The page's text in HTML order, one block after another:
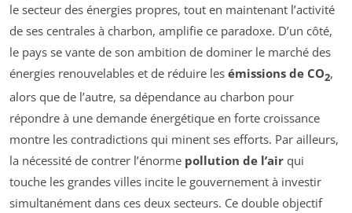
le secteur des énergies propres, tout en maintenant l’activité
de ses centrales à charbon, amplifie ce paradoxe. D’un côté,
le pays se vante de son ambition de dominer le marché des
énergies renouvelables et de réduire les émissions de CO2,
alors que de l’autre, sa dépendance au charbon pour
répondre à une demande énergétique en forte croissance
montre les contradictions qui minent ses efforts. Par ailleurs,
la nécessité de contrer l’énorme pollution de l’air qui
touche les grandes villes incite le gouvernement à investir
simultanément dans ces deux secteurs. Ce double objectif